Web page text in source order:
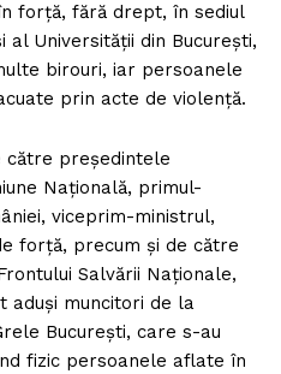
forţă, fără drept, în sediul
al Universității din București,
birouri, iar persoanele
prin acte de violenţă.
către preşedintele
Naţională, primul-
viceprim-ministrul,
forţă, precum şi de către
Salvării Naţionale,
aduşi muncitori de la
Bucureşti, care s-au
fizic persoanele aflate în